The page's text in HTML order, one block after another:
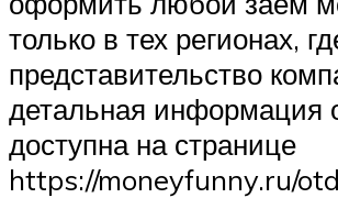
только в тех регионах,
представительство
детальная информация
доступна на странице
https://moneyfunny.ru/